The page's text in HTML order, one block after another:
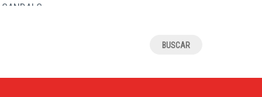
SANDALS
ASOLO